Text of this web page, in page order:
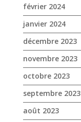
février 2024
janvier 2024
décembre 2023
novembre 2023
octobre 2023
septembre 2023
août 2023